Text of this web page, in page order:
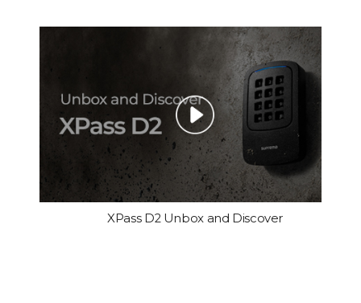
XPass D2 Unbox and Discover